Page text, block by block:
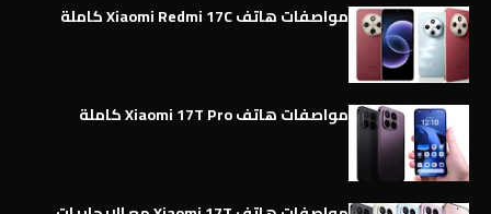
مواصفات هاتف Xiaomi Redmi 17C كاملة
مواصفات هاتف Xiaomi 17T Pro كاملة